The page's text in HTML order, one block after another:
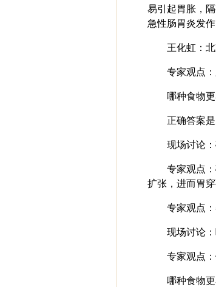
易引起胃胀，
急性肠胃炎发
王化虹：
专家观点
哪种食物
正确答案
现场讨论
专家观点
扩张，进而胃穿
专家观点
现场讨论
专家观点
哪种食物